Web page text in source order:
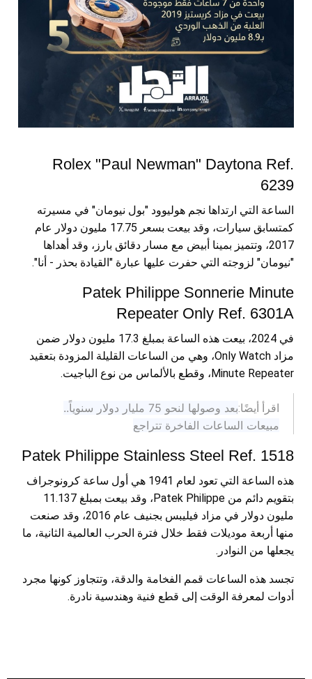
Rolex "Paul Newman" Daytona Ref.
6239
الساعة التي ارتداها نجم هوليوود "بول نيومان" في مسيرته
كمتسابق سيارات، وقد بيعت بسعر 17.75 مليون دولار عام
2017، وتتميز بمينا أبيض مع مسار دقائق بارز، وقد أهداها
"نيومان" لزوجته التي حفرت عليها عبارة "القيادة بحذر - أنا".
Patek Philippe Sonnerie Minute
Repeater Only Ref. 6301A
في 2024، بيعت هذه الساعة بمبلغ 17.3 مليون دولار ضمن
مزاد Only Watch، وهي من الساعات القليلة المزودة بتعقيد
Minute Repeater، وقطع بالألماس من نوع الباجيت.
اقرأ أيضًا:
بعد وصولها لنحو 75 مليار دولار سنوياً..
مبيعات الساعات الفاخرة تتراجع
Patek Philippe Stainless Steel Ref. 1518
هذه الساعة التي تعود لعام 1941 هي أول ساعة كرونوجراف
بتقويم دائم من Patek Philippe، وقد بيعت بمبلغ 11.137
مليون دولار في مزاد فيليبس بجنيف عام 2016، وقد صنعت
منها أربعة موديلات فقط خلال فترة الحرب العالمية الثانية، ما
يجعلها من النوادر.
تجسد هذه الساعات قمم الفخامة والدقة، وتتجاوز كونها مجرد
أدوات لمعرفة الوقت إلى قطع فنية وهندسية نادرة.